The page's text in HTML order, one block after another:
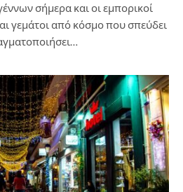
σήμερα και οι εμπορικοί
γεμάτοι από κόσμο που σπεύδει